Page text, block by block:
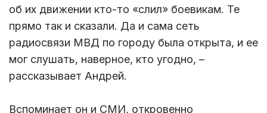
об их движении кто-то «слил» боевикам. Те
прямо так и сказали. Да и сама сеть
радиосвязи МВД по городу была открыта, и ее
мог слушать, наверное, кто угодно, –
рассказывает Андрей.
Вспоминает он и СМИ, откровенно